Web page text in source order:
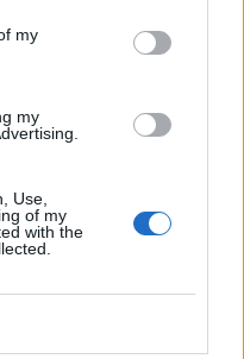
my
my
Use,
of my
with the
aproxima